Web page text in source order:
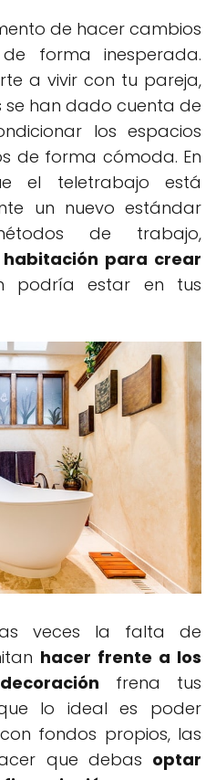
de hacer cambios
forma inesperada.
a vivir con tu pareja,
se han dado cuenta de
los espacios
de forma cómoda. En
el teletrabajo está
un nuevo estándar
de trabajo,
para crear
podría estar en tus
veces la falta de
hacer frente a los
frena tus
lo ideal es poder
fondos propios, las
que debas optar